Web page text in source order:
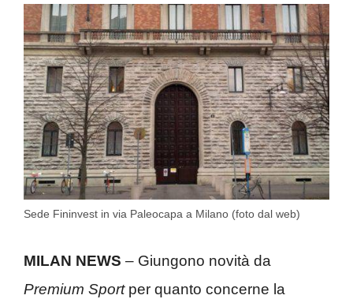
Sede Fininvest in via Paleocapa a Milano (foto dal web)
MILAN NEWS – Giungono novità da
Premium Sportper quanto concerne la